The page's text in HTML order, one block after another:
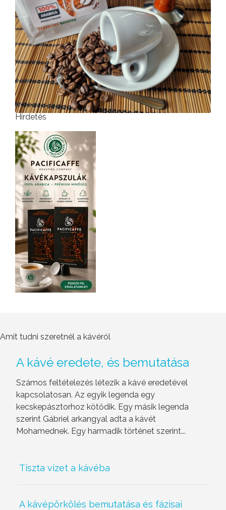
Hirdetés
Amit tudni szeretnél a kávéról
A kávé eredete, és bemutatása
Számos feltételezés létezik a kávé eredetével
kapcsolatosan. Az egyik legenda egy
kecskepásztorhoz kötődik. Egy másik legenda
szerint Gábriel arkangyal adta a kávét
Mohamednek. Egy harmadik történet szerint...
Tiszta vizet a kávéba
A kávépörkölés bemutatása és fázisai